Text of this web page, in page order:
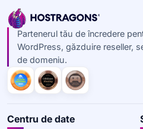
Partenerul tău de încredere
WordPress, găzduire reseller,
de domeniu.
Centru de date